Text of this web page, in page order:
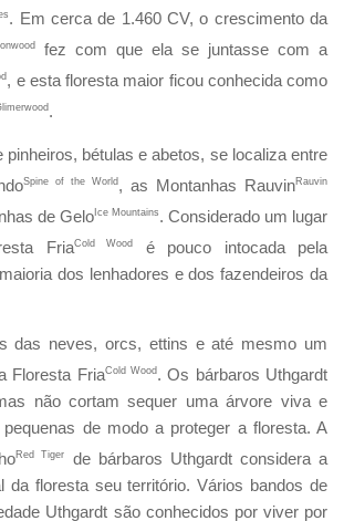
. Em cerca de 1.460 CV, o crescimento da
fez com que ela se juntasse com a
, e esta floresta maior ficou conhecida como
.
pinheiros, bétulas e abetos, se localiza entre
Spine of the World , as Montanhas RauvinRauvin
de Gelo Ice Mountains . Considerado um lugar
FriaCold Wood
é pouco intocada pela
dos lenhadores e dos fazendeiros da
das neves, orcs, ettins e até mesmo um
Floresta FriaCold Wood. Os bárbaros Uthgardt
não cortam sequer uma árvore viva e
de modo a proteger a floresta. A
Red Tiger
de bárbaros Uthgardt considera a
da floresta seu território. Vários bandos de
Uthgardt são conhecidos por viver por